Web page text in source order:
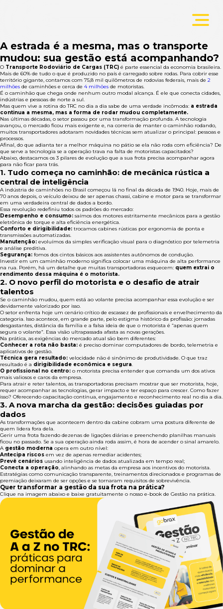
A estrada é a mesma, mas o transporte
mudou: sua gestão está acompanhando?
O Transporte Rodoviário de Cargas (TRC) é parte essencial da economia brasileira.
Mais de 60% de tudo o que é produzido no país é carregado sobre rodas. Para cobrir esse
território gigante, contamos com 75,8 mil quilômetros de rodovias federais, mais de 2
milhões de caminhões e cerca de 4 milhões de motoristas.
É o caminhão que chega onde nenhum outro modal alcança. É ele que conecta cidades,
indústrias e pessoas de norte a sul.
Mas quem vive a rotina do TRC no dia a dia sabe de uma verdade incômoda: a estrada
continua a mesma, mas a forma de rodar mudou completamente.
Nas últimas décadas, o setor passou por uma transformação profunda. A tecnologia
avançou, o mercado ficou mais exigente e, na correria de manter o caminhão rodando,
muitos transportadores adotaram novidades técnicas sem atualizar o principal: pessoas e
processos.
Afinal, do que adianta ter a melhor máquina no pátio se ela não roda com eficiência? De
que serve a tecnologia se a operação trava na falta de motoristas capacitados?
Abaixo, destacamos os 3 pilares de evolução que a sua frota precisa acompanhar agora
para não ficar para trás.
1. Tudo começa no caminhão: de mecânica rústica a
central de inteligência
A indústria de caminhões no Brasil começou lá no final da década de 1940. Hoje, mais de
70 anos depois, o veículo deixou de ser apenas chassi, cabine e motor para se transformar
em uma verdadeira central de dados a bordo.
Essa revolução redefiniu todos os padrões do mercado:
Desempenho e consumo: saímos dos motores estritamente mecânicos para a gestão
eletrônica de torque e alta eficiência energética.
Conforto e dirigibilidade: trocamos cabines rústicas por ergonomia de ponta e
transmissões automatizadas.
Manutenção: evoluímos da simples verificação visual para o diagnóstico por telemetria
e análise preditiva.
Segurança: fomos dos cintos básicos aos assistentes autônomos de condução.
Investir em um caminhão moderno significa colocar uma máquina de alta performance
na rua. Porém, há um detalhe que muitas transportadoras esquecem: quem extrai o
rendimento dessa máquina é o motorista.
2. O novo perfil do motorista e o desafio de atrair
talentos
Se o caminhão mudou, quem está ao volante precisa acompanhar essa evolução e ser
devidamente valorizado por isso.
O setor enfrenta hoje um cenário crítico de escassez de profissionais e envelhecimento da
categoria. Isso acontece, em grande parte, pelo estigma histórico da profissão: jornadas
desgastantes, distância da família e a falsa ideia de que o motorista é “apenas quem
segura o volante”. Essa visão ultrapassada afasta as novas gerações.
Na prática, as exigências do mercado atual são bem diferentes:
Conhecer a rota não basta: é preciso dominar computadores de bordo, telemetria e
aplicativos de gestão.
Técnica gera resultado: velocidade não é sinônimo de produtividade. O que traz
resultado é a dirigibilidade econômica e segura.
O profissional no centro: o motorista precisa entender que comanda um dos ativos
mais valiosos e caros da empresa.
Para atrair e reter talentos, as transportadoras precisam mostrar que ser motorista, hoje,
requer acompanhar as tecnologias, gerar impacto e ter espaço para crescer. Como fazer
isso? Oferecendo capacitação contínua, engajamento e reconhecimento real no dia a dia.
3. A nova marcha da gestão: decisões guiadas por
dados
As transformações que acontecem dentro da cabine cobram uma postura diferente de
quem lidera fora dela.
Gerir uma frota fazendo dezenas de ligações diárias e preenchendo planilhas manuais
ficou no passado. Se a sua operação ainda roda assim, é hora de acender o sinal amarelo.
A gestão moderna opera em outro nível:
Antecipa riscos em vez de apenas remediar acidentes;
Prevê cenários usando inteligência de dados atualizada em tempo real;
Conecta a operação, alinhando as metas da empresa aos incentivos do motorista.
Estratégias como comunicação transparente, treinamentos direcionados e programas de
premiação deixaram de ser opções e se tornaram requisitos de sobrevivência.
Quer transformar a gestão da sua frota na prática?
Clique na imagem abaixo e baixe gratuitamente o nosso e-book de Gestão na prática.